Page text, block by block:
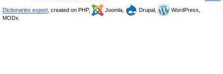
Dictionaries export , created on PHP, Joomla, Drupal,
WordPress,
MODx.